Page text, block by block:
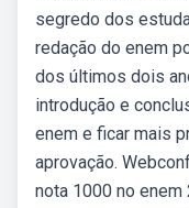
segredo dos
redação do enem
dos últimos dois
introdução e
enem e ficar mais
aprovação.
nota 1000 no enem